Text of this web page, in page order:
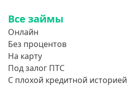
850000 руб
900000 руб
950000 руб
Целевые
Все займы
Онлайн
Без процентов
На карту
Под залог ПТС
С плохой кредитной историей